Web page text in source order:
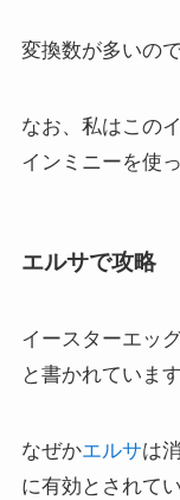
変換数が多いの
なお、私はこの
インミニーを使
エルサで攻略
イースターエッ
と書かれていま
なぜかエルサは
に有効とされて